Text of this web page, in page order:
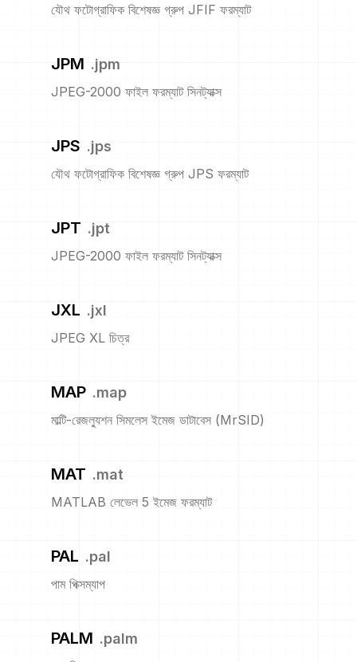
যৌথ ফটোগ্রাফিক বিশেষজ্ঞ গ্রুপ JFIF ফরম্যাট
JPM .jpm
JPEG-2000 ফাইল ফরম্যাট সিনট্যাক্স
JPS .jps
যৌথ ফটোগ্রাফিক বিশেষজ্ঞ গ্রুপ JPS ফরম্যাট
JPT .jpt
JPEG-2000 ফাইল ফরম্যাট সিনট্যাক্স
JXL .jxl
JPEG XL চিত্র
MAP .map
মাল্টি-রেজল্যুশন সিমলেস ইমেজ ডাটাবেস (MrSID)
MAT .mat
MATLAB লেভেল 5 ইমেজ ফরম্যাট
PAL .pal
পাম পিক্সম্যাপ
PALM .palm